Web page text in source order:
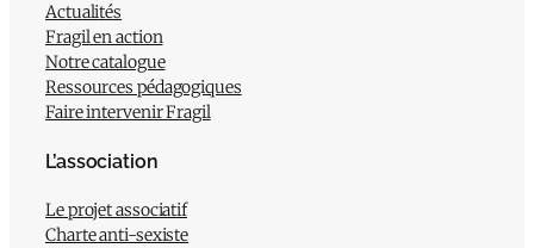
Actualités
Fragil en action
Notre catalogue
Ressources pédagogiques
Faire intervenir Fragil
L’association
Le projet associatif
Charte anti-sexiste